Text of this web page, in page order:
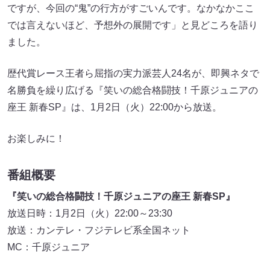
ですが、今回の“鬼”の行方がすごいんです。なかなかここ
では言えないほど、予想外の展開です」と見どころを語り
ました。
歴代賞レース王者ら屈指の実力派芸人24名が、即興ネタで
名勝負を繰り広げる『笑いの総合格闘技！千原ジュニアの
座王 新春SP』は、1月2日（火）22:00から放送。
お楽しみに！
番組概要
『笑いの総合格闘技！千原ジュニアの座王 新春SP』
放送日時：1月2日（火）22:00～23:30
放送：カンテレ・フジテレビ系全国ネット
MC：千原ジュニア